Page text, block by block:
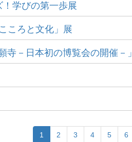
！学びの第一歩展
ころと文化」展
寺－日本初の博覧会の開催－」
1 2 3 4 5 6